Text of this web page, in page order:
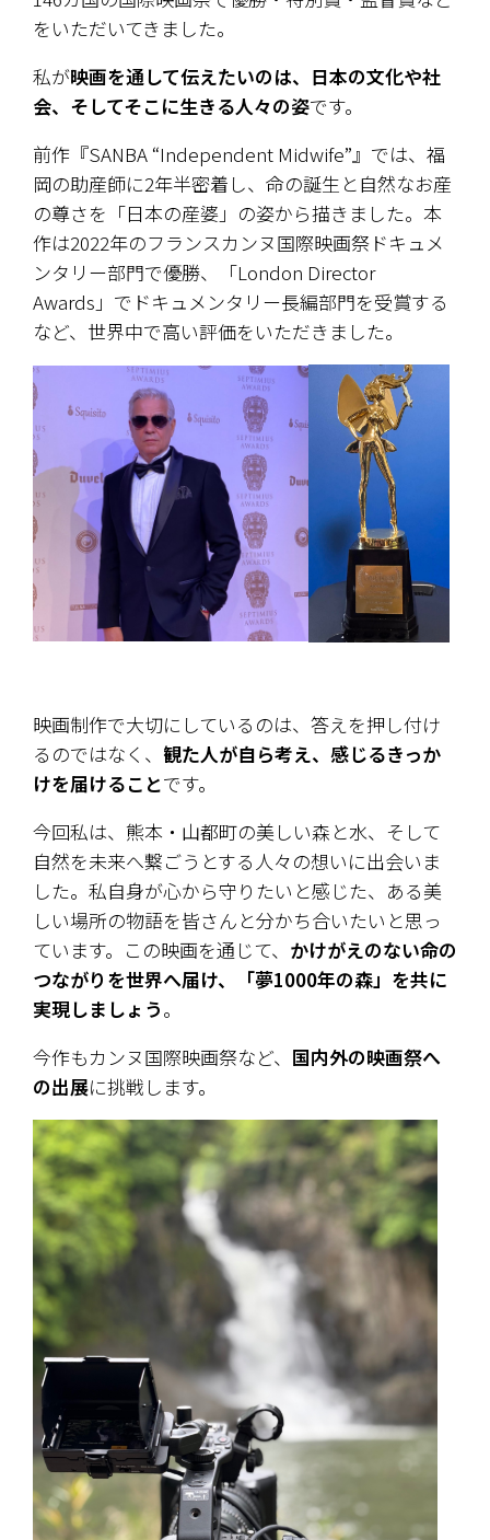
をいただいてきました。
私が映画を通して伝えたいのは、日本の文化や社
会、そしてそこに生きる人々の姿です。
前作『SANBA “Independent Midwife”』では、福
岡の助産師に2年半密着し、命の誕生と自然なお産
の尊さを「日本の産婆」の姿から描きました。本
作は2022年のフランスカンヌ国際映画祭ドキュメ
ンタリー部門で優勝、「London Director
Awards」でドキュメンタリー長編部門を受賞する
など、世界中で高い評価をいただきました。
映画制作で大切にしているのは、答えを押し付け
るのではなく、 観た人が自ら考え、感じるきっか
けを届けることです。
今回私は、熊本・山都町の美しい森と水、そして
自然を未来へ繋ごうとする人々の想いに出会いま
した。 私自身が心から守りたいと感じた、ある美
しい場所の物語を皆さんと分かち合いたいと思っ
ています。 この映画を通じて、 かけがえのない命の
つながりを世界へ届け、「夢1000年の森」を共に
実現しましょう。
今作もカンヌ国際映画祭など、 国内外の映画祭へ
の出展に挑戦します。